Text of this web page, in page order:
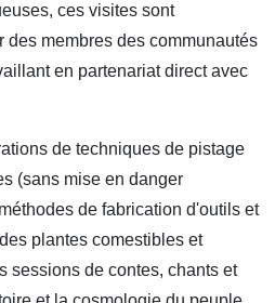
ces visites sont
des membres des communautés
en partenariat direct avec
de techniques de pistage
(sans mise en danger
de fabrication d'outils et
plantes comestibles et
sessions de contes, chants et